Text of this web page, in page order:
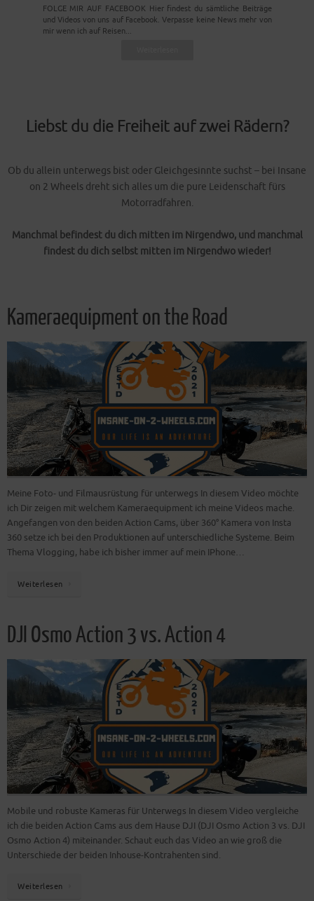
FOLGE MIR AUF FACEBOOK Hier findest du sämtliche Beiträge
und Videos von uns auf Facebook. Verpasse keine News mehr von
mir wenn ich auf Reisen...
Liebst du die Freiheit auf zwei Rädern?
Ob du allein unterwegs bist oder Gleichgesinnte suchst – bei Insane
on 2 Wheels dreht sich alles um die pure Leidenschaft fürs
Motorradfahren.
Manchmal befindest du dich mitten im Nirgendwo, und manchmal
findest du dich selbst mitten im Nirgendwo wieder!
Kameraequipment on the Road
Meine Foto- und Filmausrüstung für unterwegs In diesem Video möchte
ich Dir zeigen mit welchem Kameraequipment ich meine Videos mache.
Angefangen von den beiden Action Cams, über 360° Kamera von Insta
360 setze ich bei den Produktionen auf unterschiedliche Systeme. Beim
Thema Vlogging, habe ich bisher immer auf mein IPhone…
Weiterlesen
DJI Osmo Action 3 vs. Action 4
Mobile und robuste Kameras für Unterwegs In diesem Video vergleiche
ich die beiden Action Cams aus dem Hause DJI (DJI Osmo Action 3 vs. DJI
Osmo Action 4) miteinander. Schaut euch das Video an wie groß die
Unterschiede der beiden Inhouse-Kontrahenten sind.
Weiterlesen